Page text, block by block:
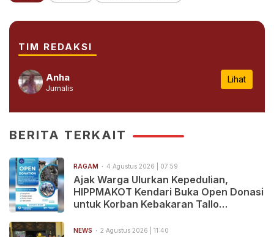
TIM REDAKSI
Anha
Jurnalis
Lihat
BERITA TERKAIT
RAGAM 4 Agustus 2026 | 07:59
Ajak Warga Ulurkan Kepedulian,
HIPPMAKOT Kendari Buka Open Donasi
untuk Korban Kebakaran Tallo
NEWS 2 Agustus 2026 | 11:40